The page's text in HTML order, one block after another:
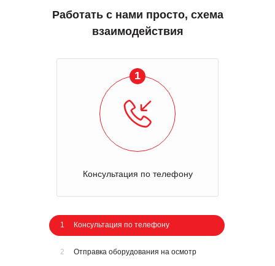
Работать с нами просто, схема
взаимодействия
1
Консультация по телефону
1 Консультация по телефону
2 Отправка оборудования на осмотр